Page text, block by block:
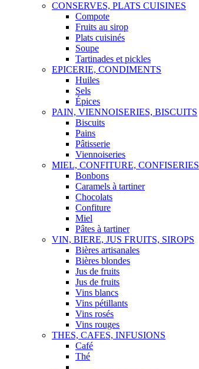
CONSERVES, PLATS CUISINES
Compote
Fruits au sirop
Plats cuisinés
Soupe
Tartinades et pickles
EPICERIE, CONDIMENTS
Huiles
Sels
Épices
PAIN, VIENNOISERIES, BISCUITS
Biscuits
Pains
Pâtisserie
Viennoiseries
MIEL, CONFITURE, CONFISERIES
Bonbons
Caramels à tartiner
Chocolats
Confiture
Miel
Pâtes à tartiner
VIN, BIERE, JUS FRUITS, SIROPS
Bières artisanales
Bières blondes
Jus de fruits
Jus de fruits
Vins blancs
Vins pétillants
Vins rosés
Vins rouges
THES, CAFES, INFUSIONS
Café
Thé